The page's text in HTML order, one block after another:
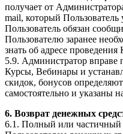
получает от
mail, который
Пользователь обязан
Пользователю заранее
знать об адресе проведения
5.9. Администратор вправе
Курсы, Вебинары и
скидок, бонусов
самостоятельно и указаны
6. Возврат денежных
6.1. Полный или частичный